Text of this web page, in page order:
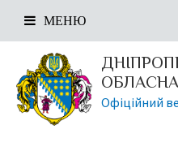
Офіційний
МЕНЮ